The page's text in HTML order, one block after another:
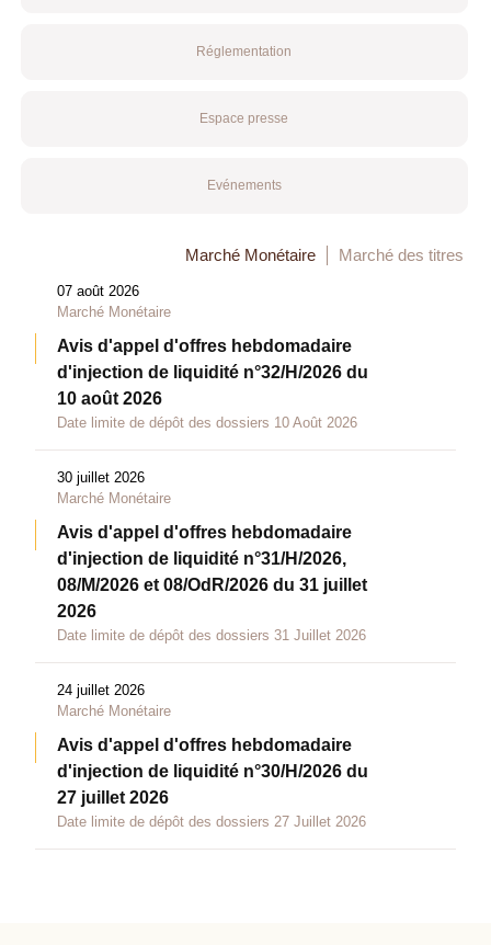
Réglementation
Espace presse
Evénements
Marché Monétaire Marché des titres
07 août 2026
Marché Monétaire
Avis d'appel d'offres hebdomadaire
d'injection de liquidité n°32/H/2026 du
10 août 2026
Date limite de dépôt des dossiers 10 Août 2026
30 juillet 2026
Marché Monétaire
Avis d'appel d'offres hebdomadaire
d'injection de liquidité n°31/H/2026,
08/M/2026 et 08/OdR/2026 du 31 juillet
2026
Date limite de dépôt des dossiers 31 Juillet 2026
24 juillet 2026
Marché Monétaire
Avis d'appel d'offres hebdomadaire
d'injection de liquidité n°30/H/2026 du
27 juillet 2026
Date limite de dépôt des dossiers 27 Juillet 2026